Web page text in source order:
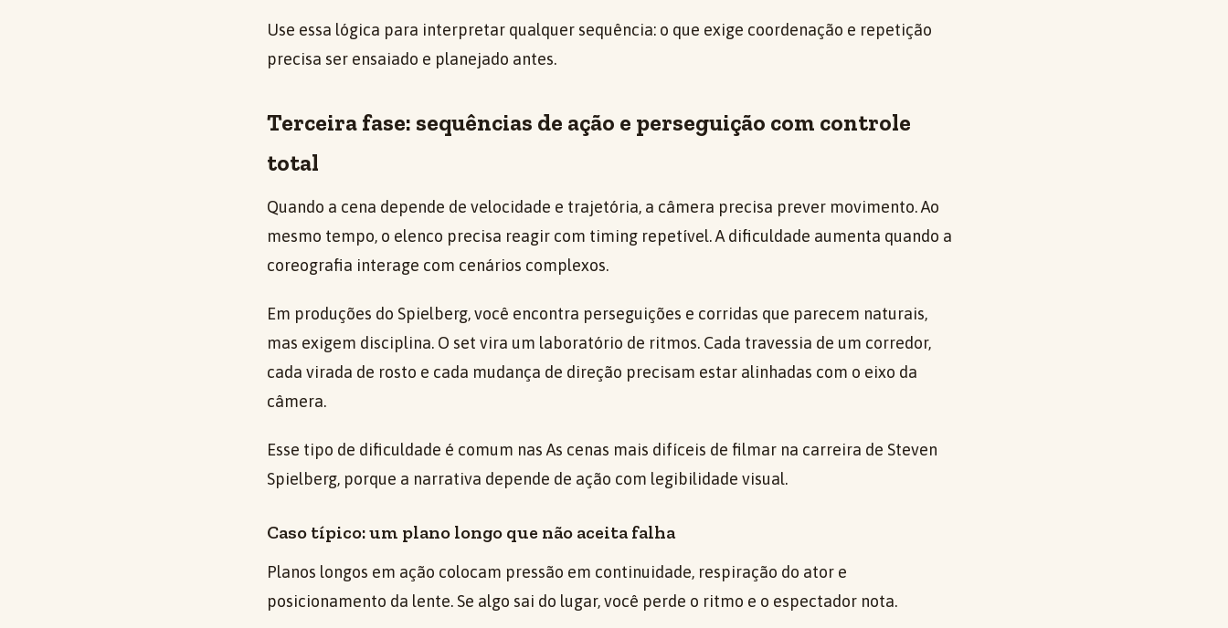
Use essa lógica para interpretar qualquer sequência: o que exige coordenação e repetição
precisa ser ensaiado e planejado antes.
Terceira fase: sequências de ação e perseguição com controle
total
Quando a cena depende de velocidade e trajetória, a câmera precisa prever movimento. Ao
mesmo tempo, o elenco precisa reagir com timing repetível. A dificuldade aumenta quando a
coreografia interage com cenários complexos.
Em produções do Spielberg, você encontra perseguições e corridas que parecem naturais,
mas exigem disciplina. O set vira um laboratório de ritmos. Cada travessia de um corredor,
cada virada de rosto e cada mudança de direção precisam estar alinhadas com o eixo da
câmera.
Esse tipo de dificuldade é comum nas As cenas mais difíceis de filmar na carreira de Steven
Spielberg, porque a narrativa depende de ação com legibilidade visual.
Caso típico: um plano longo que não aceita falha
Planos longos em ação colocam pressão em continuidade, respiração do ator e
posicionamento da lente. Se algo sai do lugar, você perde o ritmo e o espectador nota.